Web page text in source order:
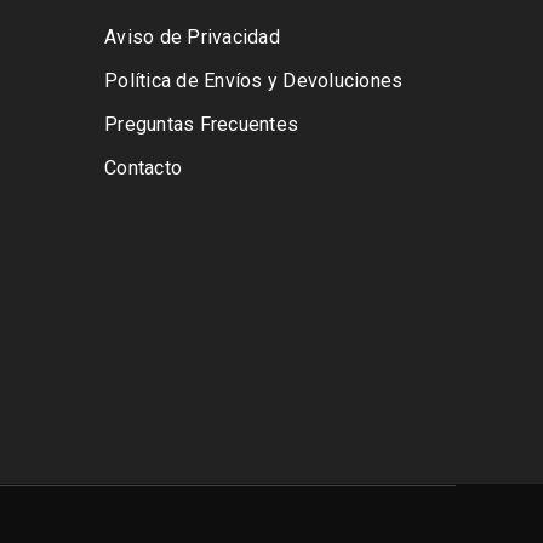
Aviso de Privacidad
Política de Envíos y Devoluciones
Preguntas Frecuentes
Contacto